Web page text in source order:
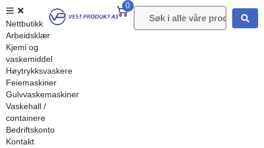
0
Nettbutikk
Arbeidsklær
Kjemi og
vaskemiddel
Høytrykksvaskere
Feiemaskiner
Gulvvaskemaskiner
Vaskehall /
containere
Bedriftskonto
Kontakt